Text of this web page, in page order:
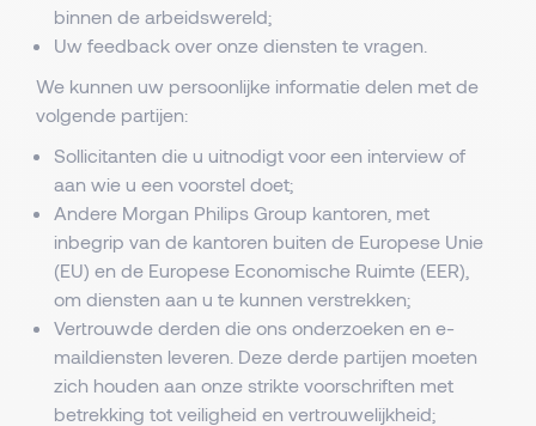
binnen de arbeidswereld;
Uw feedback over onze diensten te vragen.
We kunnen uw persoonlijke informatie delen met de
volgende partijen:
Sollicitanten die u uitnodigt voor een interview of
aan wie u een voorstel doet;
Andere Morgan Philips Group kantoren, met
inbegrip van de kantoren buiten de Europese Unie
(EU) en de Europese Economische Ruimte (EER),
om diensten aan u te kunnen verstrekken;
Vertrouwde derden die ons onderzoeken en e-
maildiensten leveren. Deze derde partijen moeten
zich houden aan onze strikte voorschriften met
betrekking tot veiligheid en vertrouwelijkheid;